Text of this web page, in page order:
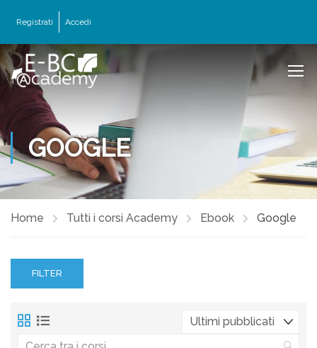
Registrati Accedi
GOOGLE
Home Tutti i corsi Academy Ebook Google
FILTER